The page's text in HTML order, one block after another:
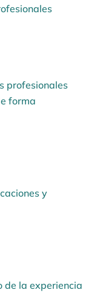
profesionales
forma
y
de la experiencia